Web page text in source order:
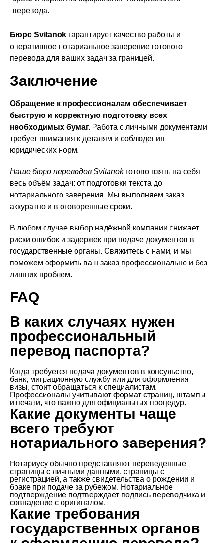
перевода.
Бюро Svitanok гарантирует качество работы и
оперативное нотариальное заверение готового
перевода для ваших задач за границей.
Заключение
Обращение к профессионалам обеспечивает
быструю и корректную подготовку всех
необходимых бумаг. Работа с личными документами
требует внимания к деталям и соблюдения
юридических норм.
Наше бюро переводов Svitanokготово взять на себя
весь объём задач: от подготовки текста до
нотариального заверения. Мы выполняем заказ
аккуратно и в оговоренные сроки.
В любом случае выбор надёжной компании снижает
риски ошибок и задержек при подаче документов в
государственные органы. Свяжитесь с нами, и мы
поможем оформить ваш заказ профессионально и без
лишних проблем.
FAQ
В каких случаях нужен
профессиональный
перевод паспорта?
Когда требуется подача документов в консульство,
банк, миграционную службу или для оформления
визы, стоит обращаться к специалистам.
Профессионалы учитывают формат страниц, штампы
и печати, что важно для официальных процедур.
Какие документы чаще
всего требуют
нотариального заверения?
Нотариусу обычно представляют переведённые
страницы с личными данными, страницы с
регистрацией, а также свидетельства о рождении и
браке при подаче за рубежом. Нотариальное
подтверждение подтверждает подпись переводчика и
совпадение с оригиналом.
Какие требования
государственных органов